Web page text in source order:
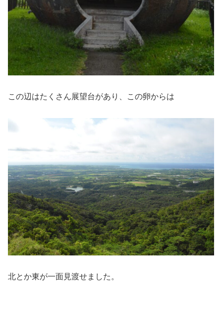
この辺はたくさん展望台があり、この卵からは
北とか東が一面見渡せました。